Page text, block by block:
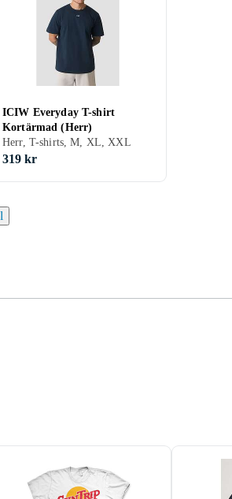
ICIW Everyday T-shirt
Kortärmad (Herr)
Herr, T-shirts, M, XL, XXL
319 kr